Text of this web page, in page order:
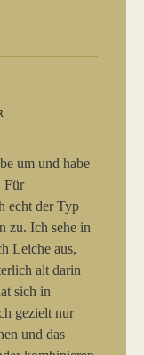
um und habe
Für
echt der Typ
zu. Ich sehe in
Leiche aus,
alt darin
sich in
gezielt nur
und das